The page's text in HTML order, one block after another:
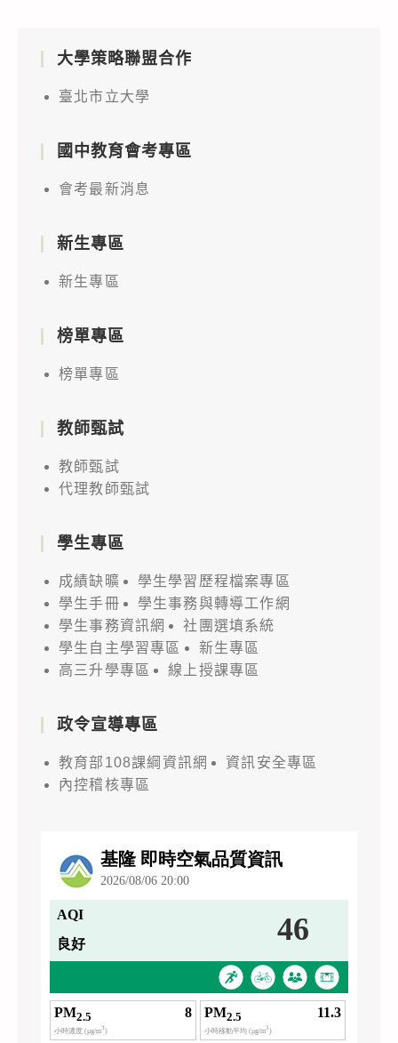
大學策略聯盟合作
臺北市立大學
國中教育會考專區
會考最新消息
新生專區
新生專區
榜單專區
榜單專區
教師甄試
教師甄試
代理教師甄試
學生專區
成績缺曠
學生學習歷程檔案專區
學生手冊
學生事務與轉導工作網
學生事務資訊網
社團選填系統
學生自主學習專區
新生專區
高三升學專區
線上授課專區
政令宣導專區
教育部108課綱資訊網
資訊安全專區
內控稽核專區